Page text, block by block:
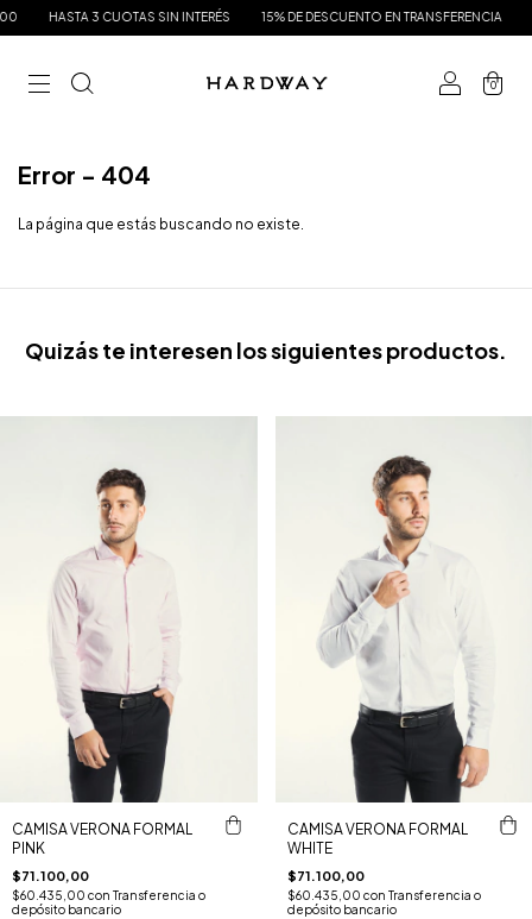
HASTA 3 CUOTAS SIN INTERÉS 15% DE DESCUENTO EN TRANSFERENCIA
0
Error - 404
La página que estás buscando no existe.
Quizás te interesen los siguientes productos.
CAMISA VERONA FORMAL
PINK
$71.100,00
$60.435,00 con Transferencia o
depósito bancario
CAMISA VERONA FORMAL
WHITE
$71.100,00
$60.435,00 con Transferencia o
depósito bancario